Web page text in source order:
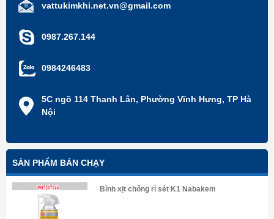
vattukimkhi.net.vn@gmail.com
0987.267.144
0984246483
5C ngõ 114 Thanh Lân, Phường Vĩnh Hưng, TP Hà
Nội
SẢN PHẨM BÁN CHẠY
Bình xịt chống rỉ sét K1 Nabakem